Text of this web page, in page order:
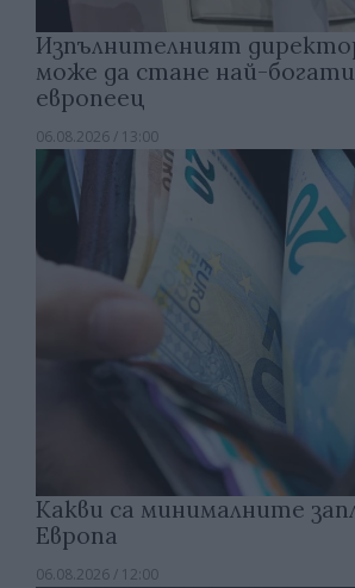
Изпълнителният
може да стане най-
европеец
06.08.2026 / 13:00
Какви са минималните
Европа
06.08.2026 / 12:00